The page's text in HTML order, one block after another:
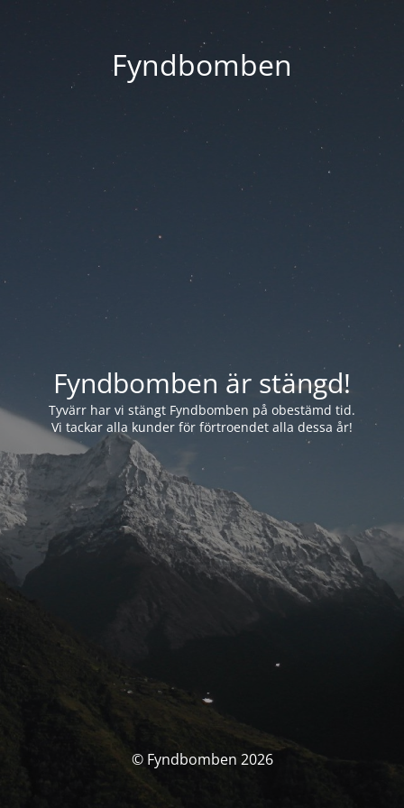
Fyndbomben
Fyndbomben är stängd!
Tyvärr har vi stängt Fyndbomben på obestämd tid.
Vi tackar alla kunder för förtroendet alla dessa år!
© Fyndbomben 2026